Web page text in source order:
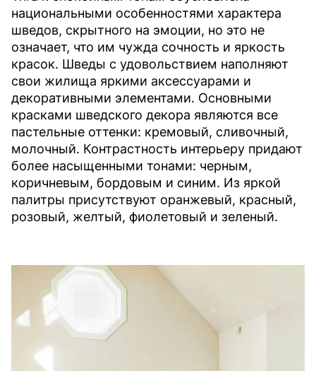
национальными особенностями характера
шведов, скрытного на эмоции, но это не
означает, что им чужда сочность и яркость
красок. Шведы с удовольствием наполняют
свои жилища яркими аксессуарами и
декоративными элементами. Основными
красками шведского декора являются все
пастельные оттенки: кремовый, сливочный,
молочный. Контрастность интерьеру придают
более насыщенными тонами: черным,
коричневым, бордовым и синим. Из яркой
палитры присутствуют оранжевый, красный,
розовый, желтый, фиолетовый и зеленый.